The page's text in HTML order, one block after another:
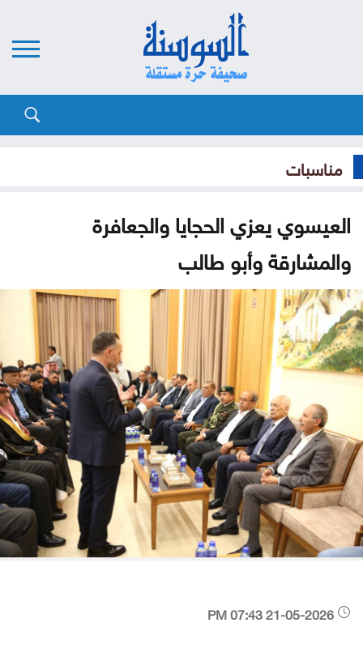
مناسبات
العيسوي يعزي الحجايا والجعافرة
والمشارقة وأبو طالب